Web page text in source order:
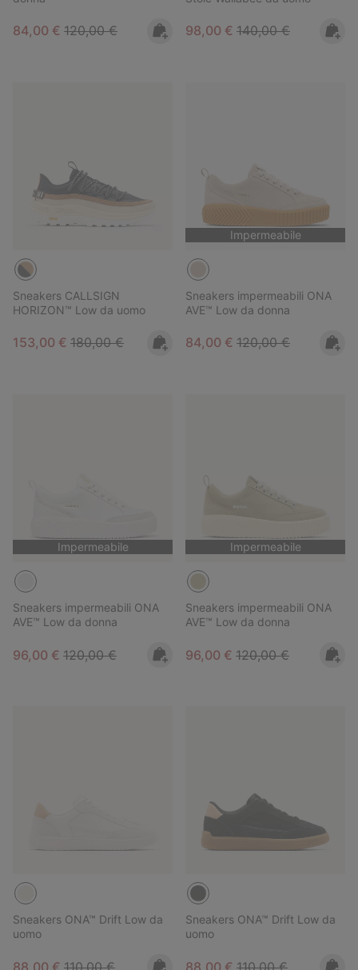
Sale price:
84,00 € Regular price:
120,00 € Sale price:
98,00 € Regular price:
140,00 €
Sneakers CALLSIGN
HORIZON™ Low da uomo
Sale price:
153,00 € Regular price:
180,00 €
Impermeabile
Sneakers impermeabili ONA
AVE™ Low da donna
Sale price:
84,00 € Regular price:
120,00 €
Impermeabile
Sneakers impermeabili ONA
AVE™ Low da donna
Sale price:
96,00 € Regular price:
120,00 €
Impermeabile
Sneakers impermeabili ONA
AVE™ Low da donna
Sale price:
96,00 € Regular price:
120,00 €
Sneakers ONA™ Drift Low da
uomo
Sale price:
88,00 € Regular price:
110,00 €
Sneakers ONA™ Drift Low da
uomo
Sale price:
88,00 € Regular price:
110,00 €